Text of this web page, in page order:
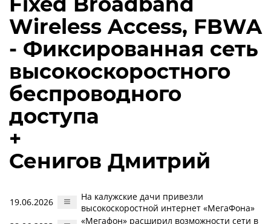
Wireless Access, FBWA
- Фиксированная сеть
высокоскоростного
беспроводного
доступа
+
Сенигов Дмитрий
19.06.2026
На калужские дачи привезли
высокоскоростной интернет «МегаФона»
«Мегафон» расширил возможности сети в